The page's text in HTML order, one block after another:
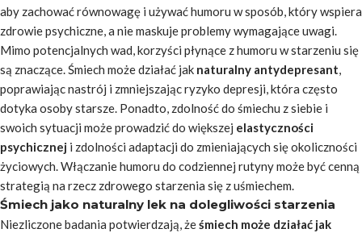
aby zachować równowagę i używać humoru w sposób, który wspiera
zdrowie psychiczne, a nie maskuje problemy wymagające uwagi.
Mimo potencjalnych wad, korzyści płynące z humoru w starzeniu się
są znaczące. Śmiech może działać jak naturalny antydepresant,
poprawiając nastrój i zmniejszając ryzyko depresji, która często
dotyka osoby starsze. Ponadto, zdolność do śmiechu z siebie i
swoich sytuacji może prowadzić do większej elastyczności
psychicznej i zdolności adaptacji do zmieniających się okoliczności
życiowych. Włączanie humoru do codziennej rutyny może być cenną
strategią na rzecz zdrowego starzenia się z uśmiechem.
Śmiech jako naturalny lek na dolegliwości starzenia
Niezliczone badania potwierdzają, żeśmiech może działać jak